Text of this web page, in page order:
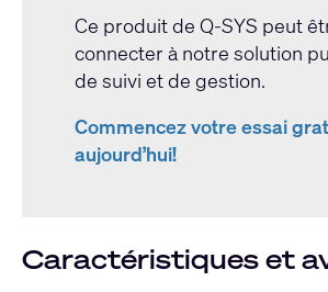
Ce produit de Q-SYS peut
connecter à notre solution
de suivi et de gestion.
Commencez votre essai
aujourd’hui!
Caractéristiques et